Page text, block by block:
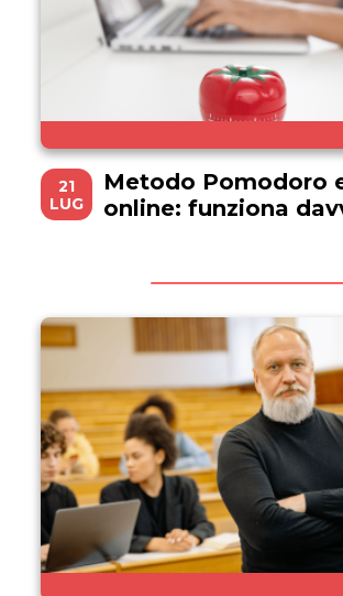
21
LUG
Metodo Pomodoro
online: funziona